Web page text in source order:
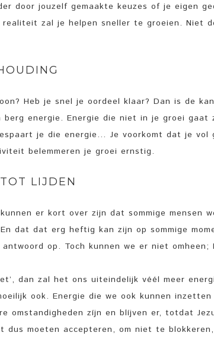
door jouzelf gemaakte keuzes of je eigen
realiteit zal je helpen sneller te groeien. Niet
Heb je snel je oordeel klaar? Dan is de
energie. Energie die niet in je groei gaat
je die energie… Je voorkomt dat je vol
belemmeren je groei ernstig.
LIJDEN
er kort over zijn dat sommige mensen
dat dat erg heftig kan zijn op sommige
op. Toch kunnen we er niet
dan zal het ons uiteindelijk véél meer
ook. Energie die we ook kunnen
omstandigheden zíjn en blíjven er, totdat
dus moeten accepteren, om niet te